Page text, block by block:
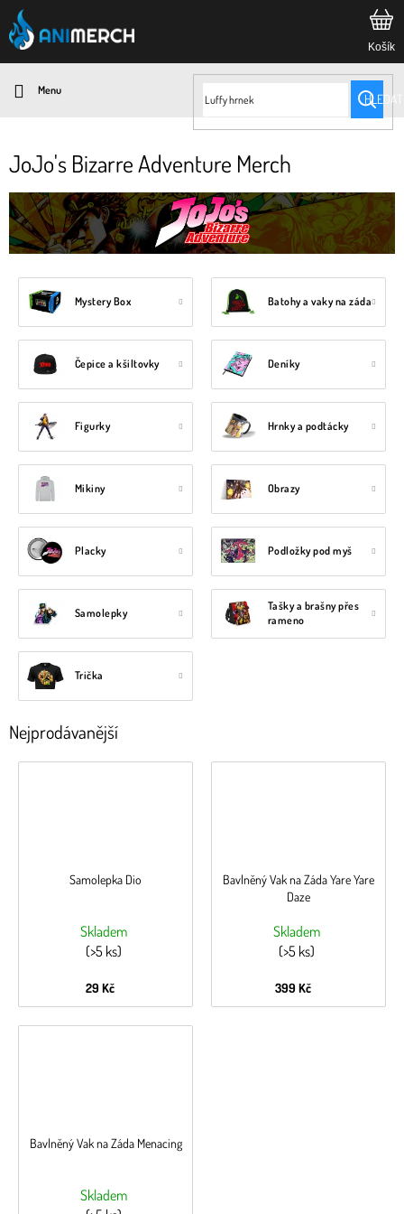
Přejít
na
obsah
HLEDAT
JoJo's Bizarre Adventure Merch
Mystery Box Batohy a vaky na záda
Čepice a kšiltovky Deníky
Figurky Hrnky a podtácky
Mikiny Obrazy
Placky Podložky pod myš
Samolepky
Tašky a brašny přes
rameno
Trička
Nejprodávanější
Samolepka Dio
Skladem
(>5 ks)
29 Kč
Bavlněný Vak na Záda Yare Yare
Daze
Skladem
(>5 ks)
399 Kč
Bavlněný Vak na Záda Menacing
Skladem